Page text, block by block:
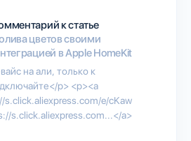
к статье
цветов своими
в Apple HomeKit
на али, только к
p> <p><a
s.click.aliexpress.com/e/cKaw
s.click.aliexpress.com...</a>